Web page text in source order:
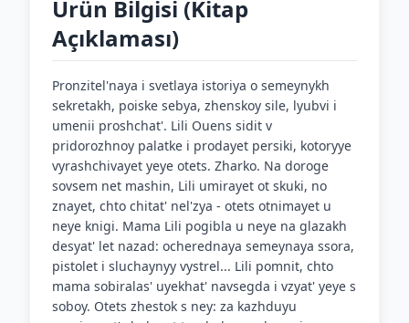
Ürün Bilgisi (Kitap
Açıklaması)
Pronzitel'naya i svetlaya istoriya o semeynykh
sekretakh, poiske sebya, zhenskoy sile, lyubvi i
umenii proshchat'. Lili Ouens sidit v
pridorozhnoy palatke i prodayet persiki, kotoryye
vyrashchivayet yeye otets. Zharko. Na doroge
sovsem net mashin, Lili umirayet ot skuki, no
znayet, chto chitat' nel'zya - otets otnimayet u
neye knigi. Mama Lili pogibla u neye na glazakh
desyat' let nazad: ocherednaya semeynaya ssora,
pistolet i sluchaynyy vystrel... Lili pomnit, chto
mama sobiralas' uyekhat' navsegda i vzyat' yeye s
soboy. Otets zhestok s ney: za kazhduyu